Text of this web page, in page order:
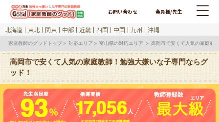
お問い合わせ 会員様/先生
北海道 東北 関東 中部 近畿 四国 中国 九州 沖縄
家庭教師のグッドトップ 対応エリア 富山県の対応エリア 高岡市で安くて人気の家庭教
高岡市で安くて人気の家庭教師！勉強大嫌いな子専門ならグ
ッド！